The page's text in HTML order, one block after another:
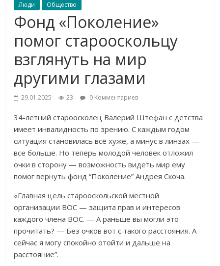
Люди Общество
Фонд «Поколение»
помог старооскольцу
взглянуть на мир
другими глазами
29.01.2025 23 0 Комментариев
34-летний староосколец Валерий Штефан с детства
имеет инвалидность по зрению. С каждым годом
ситуация становилась всё хуже, а минус в линзах —
все больше. Но теперь молодой человек отложил
очки в сторону — возможность видеть мир ему
помог вернуть фонд “Поколение” Андрея Скоча.
«Главная цель старооскольской местной
организации ВОС — защита прав и интересов
каждого члена ВОС. — А раньше вы могли это
прочитать? — Без очков вот с такого расстояния. А
сейчас я могу спокойно отойти и дальше на
расстояние”.